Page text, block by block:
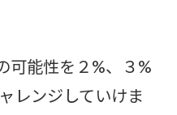
可能性を２%、３%
レンジしていけま